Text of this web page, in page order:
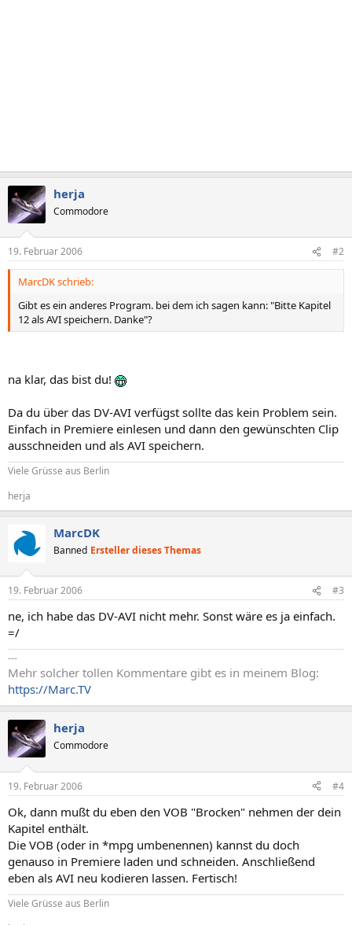
herja
Commodore
19. Februar 2006 #2
MarcDK schrieb:
Gibt es ein anderes Program. bei dem ich sagen kann: "Bitte Kapitel
12 als AVI speichern. Danke"?
na klar, das bist du!
Da du über das DV-AVI verfügst sollte das kein Problem sein.
Einfach in Premiere einlesen und dann den gewünschten Clip
ausschneiden und als AVI speichern.
Viele Grüsse aus Berlin
herja
MarcDK
Banned Ersteller dieses Themas
19. Februar 2006 #3
ne, ich habe das DV-AVI nicht mehr. Sonst wäre es ja einfach.
=/
---
Mehr solcher tollen Kommentare gibt es in meinem Blog:
https://Marc.TV
herja
Commodore
19. Februar 2006 #4
Ok, dann mußt du eben den VOB "Brocken" nehmen der dein
Kapitel enthält.
Die VOB (oder in *mpg umbenennen) kannst du doch
genauso in Premiere laden und schneiden. Anschließend
eben als AVI neu kodieren lassen. Fertisch!
Viele Grüsse aus Berlin